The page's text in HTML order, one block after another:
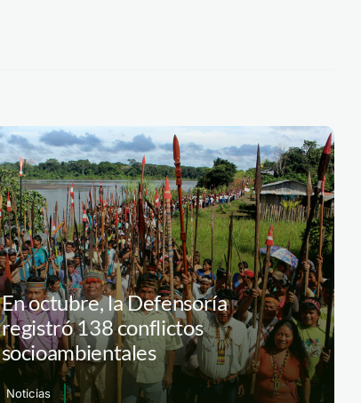
En octubre, la Defensoría
registró 138 conflictos
socioambientales
Noticias